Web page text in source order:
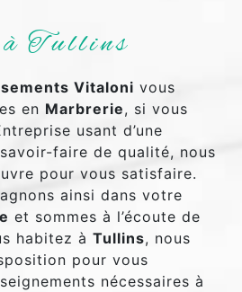
Tullins
Vitaloni vous
en Marbrerie, si vous
usant d’une
faire de qualité, nous
pour vous satisfaire.
ainsi dans votre
et sommes à l’écoute de
habitez à Tullins, nous
pour vous
nécessaires à